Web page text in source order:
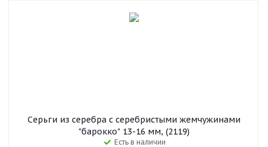
Серьги из серебра с серебристыми жемчужинами
"барокко" 13-16 мм, (2119)
Есть в наличии